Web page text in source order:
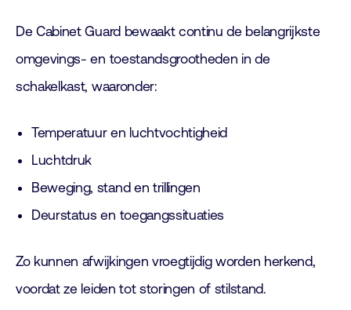
De Cabinet Guard bewaakt continu de belangrijkste
omgevings- en toestandsgrootheden in de
schakelkast, waaronder:
Temperatuur en luchtvochtigheid
Luchtdruk
Beweging, stand en trillingen
Deurstatus en toegangssituaties
Zo kunnen afwijkingen vroegtijdig worden herkend,
voordat ze leiden tot storingen of stilstand.